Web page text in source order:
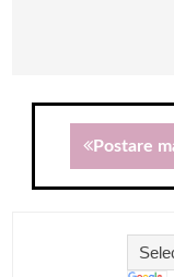
Postare